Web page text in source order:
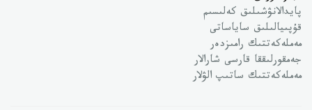
پايدالانۋشىلىق كەلىسىم
قۇپىيالىلىق ساياساتى
مەملەكەتتىك رامىزدەر
جەمقورلىققا قارسى شارالار
مەملەكەتتىك ساتىپ الۋلار